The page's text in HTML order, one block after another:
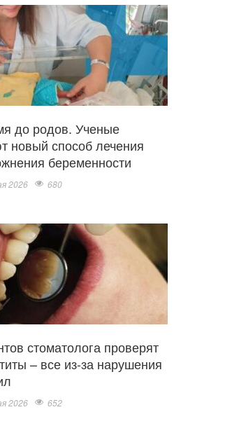
до родов. Ученые
новый способ лечения
беременности
2026 680
стоматолога проверят
– все из-за нарушения
2026 652